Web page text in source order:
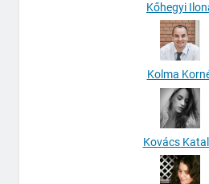
Kőhegyi
Kolma
Kovács